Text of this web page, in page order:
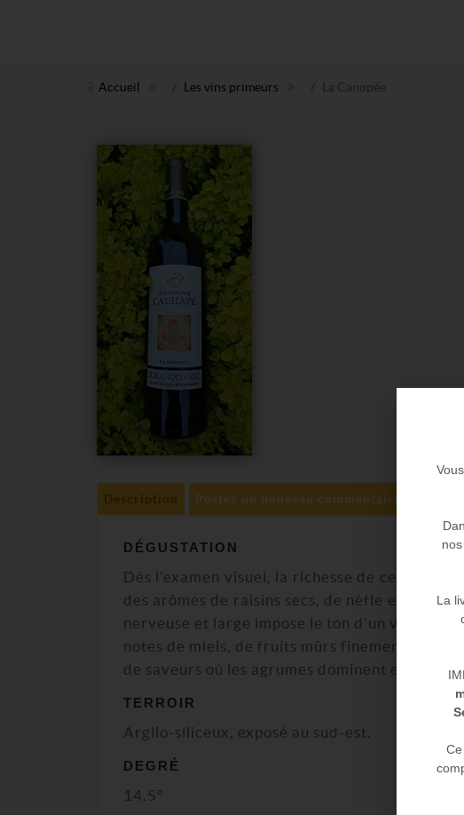
Accueil Les vins primeurs La Canopée
Postez un nouveau commentaire
DÉGUSTATION
Dès l'examen visuel, la richesse de ce vin
des arômes de raisins secs, de nèfle et de
nerveuse et large impose le ton d'un vin
notes de miels, de fruits mûrs finement
de saveurs où les agrumes dominent et
TERROIR
Argilo-siliceux, exposé au sud-est.
DEGRÉ
14.5°
La